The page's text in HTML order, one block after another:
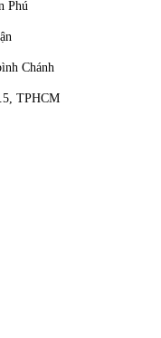
Phú
Chánh
TPHCM